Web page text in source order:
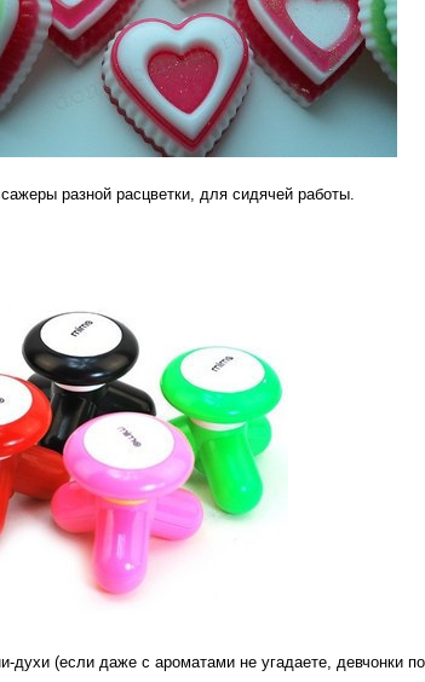
разной расцветки, для сидячей работы.
духи (если даже с ароматами не угадаете, девчонки